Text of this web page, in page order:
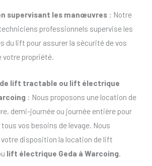
supervisant les manœuvres: Notre
professionnels supervise les
du lift pour assurer la sécurité de vos
votre propriété.
lift tractable ou lift électrique
: Nous proposons une location de
demi-journée ou journée entière pour
tous vos besoins de levage. Nous
disposition la location de lift
lift électrique Geda à Warcoing.